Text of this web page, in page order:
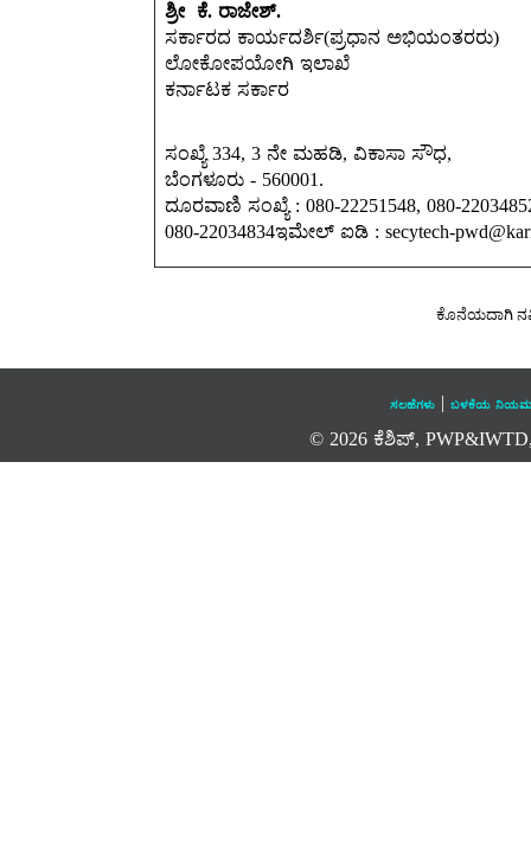
ಶ್ರೀ ಕೆ. ರಾಜೇಶ್.
ಸರ್ಕಾರದ ಕಾರ್ಯದರ್ಶಿ(ಪ್ರಧಾನ ಅಭಿಯಂತರರು)
ಲೋಕೋಪಯೋಗಿ ಇಲಾಖೆ ‌
ಕರ್ನಾಟಕ ಸರ್ಕಾರ
ಸಂಖ್ಯೆ 334, 3 ನೇ ಮಹಡಿ, ವಿಕಾಸಾ ಸೌಧ,
ಬೆಂಗಳೂರು - 560001.
ದೂರವಾಣಿ ಸಂಖ್ಯೆ : 080-22251548, 080-
080-22034834ಇಮೇಲ್ ಐಡಿ : secytech-
ಕೊನೆಯದಾಗಿ
ಸಲಹೆಗಳು | ಬಳಕೆಯ
© 2026 ಕೆಶಿಪ್,